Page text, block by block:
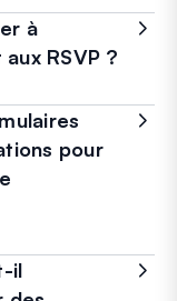
à
RSVP ?
pour
il